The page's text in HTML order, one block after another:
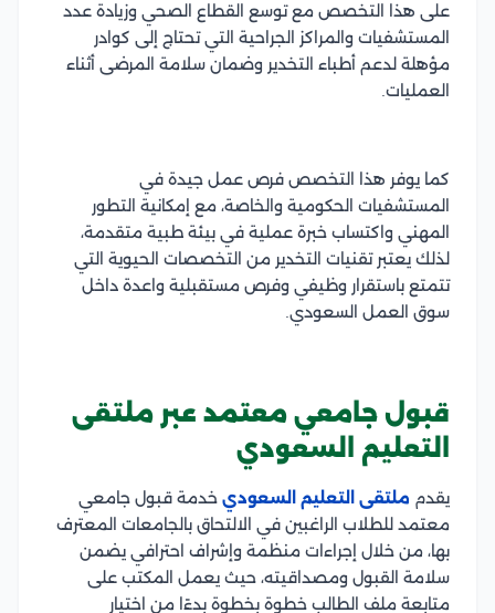
على هذا التخصص مع توسع القطاع الصحي وزيادة عدد
المستشفيات والمراكز الجراحية التي تحتاج إلى كوادر
مؤهلة لدعم أطباء التخدير وضمان سلامة المرضى أثناء
العمليات.
كما يوفر هذا التخصص فرص عمل جيدة في
المستشفيات الحكومية والخاصة، مع إمكانية التطور
المهني واكتساب خبرة عملية في بيئة طبية متقدمة،
لذلك يعتبر تقنيات التخدير من التخصصات الحيوية التي
تتمتع باستقرار وظيفي وفرص مستقبلية واعدة داخل
سوق العمل السعودي.
قبول جامعي معتمد عبر ملتقى
التعليم السعودي
يقدم ملتقى التعليم السعودي خدمة قبول جامعي
معتمد للطلاب الراغبين في الالتحاق بالجامعات المعترف
بها، من خلال إجراءات منظمة وإشراف احترافي يضمن
سلامة القبول ومصداقيته، حيث يعمل المكتب على
متابعة ملف الطالب خطوة بخطوة بدءًا من اختيار